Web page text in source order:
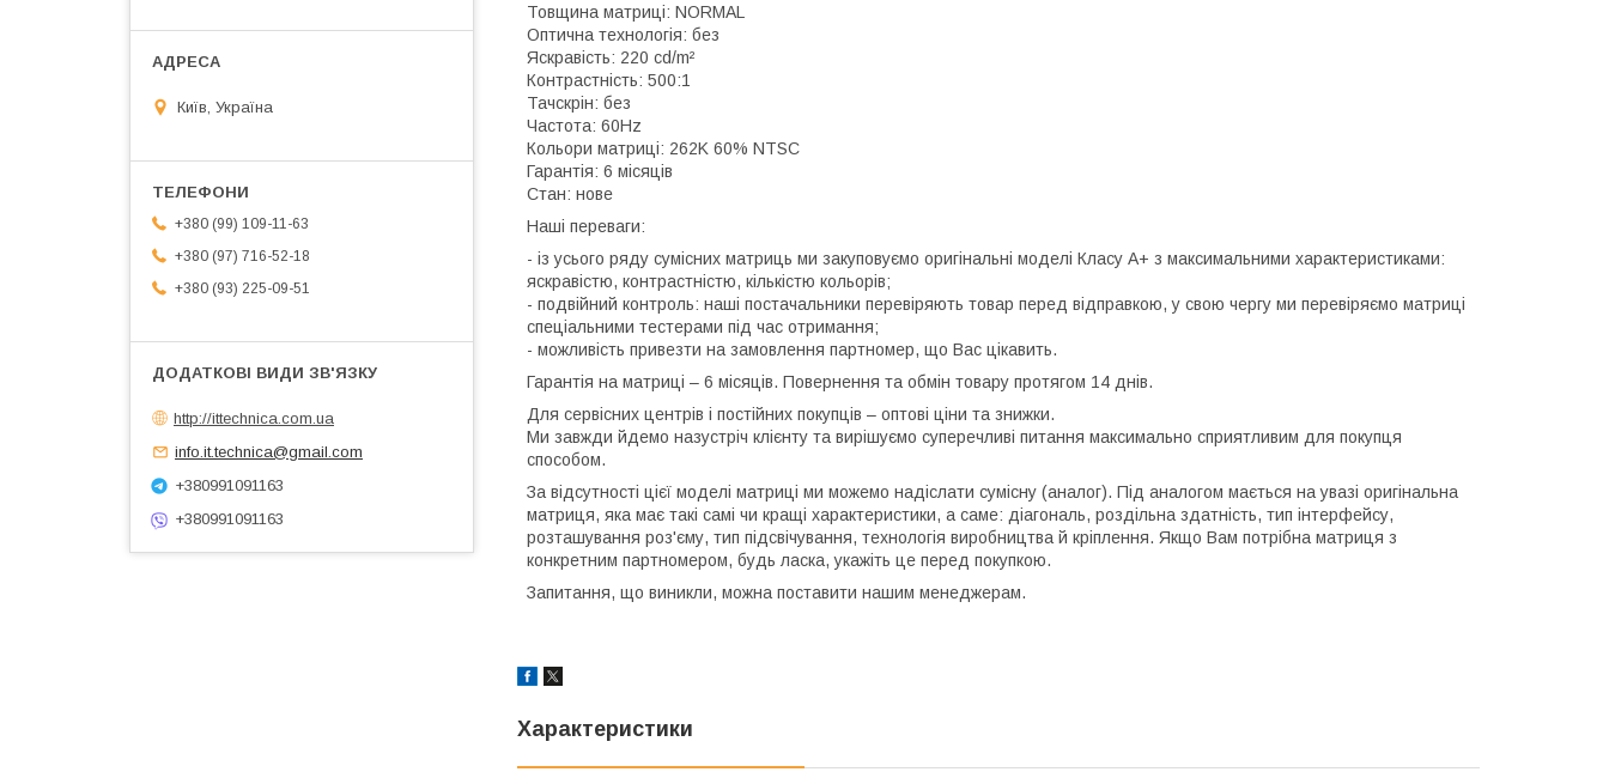
Товщина матриці: NORMAL
Оптична технологія: без
Яскравість: 220 cd/m²
Контрастність: 500:1
Тачскрін: без
Частота: 60Hz
Кольори матриці: 262K 60% NTSC
Гарантія: 6 місяців
Стан: нове
Наші переваги:
- із усього ряду сумісних матриць ми закуповуємо оригінальні моделі Класу А+ з максимальними характеристиками:
яскравістю, контрастністю, кількістю кольорів;
- подвійний контроль: наші постачальники перевіряють товар перед відправкою, у свою чергу ми перевіряємо матриці
спеціальними тестерами під час отримання;
- можливість привезти на замовлення партномер, що Вас цікавить.
Гарантія на матриці – 6 місяців. Повернення та обмін товару протягом 14 днів.
Для сервісних центрів і постійних покупців – оптові ціни та знижки.
Ми завжди йдемо назустріч клієнту та вирішуємо суперечливі питання максимально сприятливим для покупця
способом.
За відсутності цієї моделі матриці ми можемо надіслати сумісну (аналог). Під аналогом мається на увазі оригінальна
матриця, яка має такі самі чи кращі характеристики, а саме: діагональ, роздільна здатність, тип інтерфейсу,
розташування роз'єму, тип підсвічування, технологія виробництва й кріплення. Якщо Вам потрібна матриця з
конкретним партномером, будь ласка, укажіть це перед покупкою.
Запитання, що виникли, можна поставити нашим менеджерам.
Характеристики
Київ, Україна
+380 (99) 109-11-63
+380 (97) 716-52-18
+380 (93) 225-09-51
http://ittechnica.com.ua
info.it.technica@gmail.com
+380991091163
+380991091163